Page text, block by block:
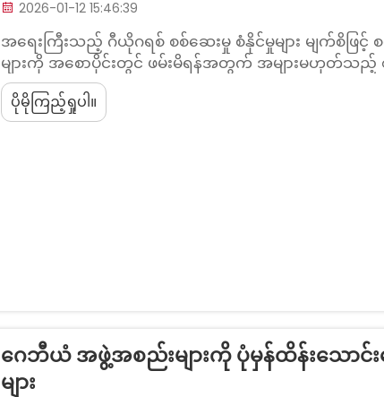
2026-01-12 15:46:39
အရေးကြီးသည့် ဂီယိုဂရစ် စစ်ဆေးမှု စံနိုင်မှုများ မျက်စိဖြင့် စ
များကို အစောပိုင်းတွင် ဖမ်းမိရန်အတွက် အများမဟုတ်သည့် စ
ထိန်းသိမ်းရာတွင် မျက်စိဖြင့် စစ်ဆေးခြင်းများသည် အခ
မျက်နှာပုံပေါ်ရှိ ပြဿနာများကို စောစောဖမ်းမိနိုင်ပါသည်။...
ပိုမိုကြည့်ရှုပါ။
ဂေဘီယံ အဖွဲ့အစည်းများကို ပုံမှန်ထိန်းသောင်
များ